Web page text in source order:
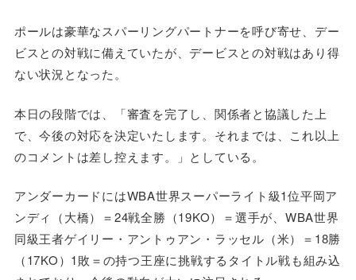
ポールは豪華なスパーリングパートナーを呼び寄せ、デー
ビスとの対戦に備えていたが、デービスとの対戦はあり得
ない状況となった。
本日の段階では、「審査を完了し、関係者と協議した上
で、今後の対応を決定いたします。それまでは、これ以上
のコメントは差し控えます。」としている。
アンダーカードにはWBA世界スーパーライト級1位平岡ア
ンディ（大橋）＝24戦全勝（19KO）＝選手が、WBA世界
同級王者ゲイリー・アントゥアン・ラッセル（米）＝18勝
（17KO）1敗＝の持つ王座に挑戦するタイトル戦も組み込